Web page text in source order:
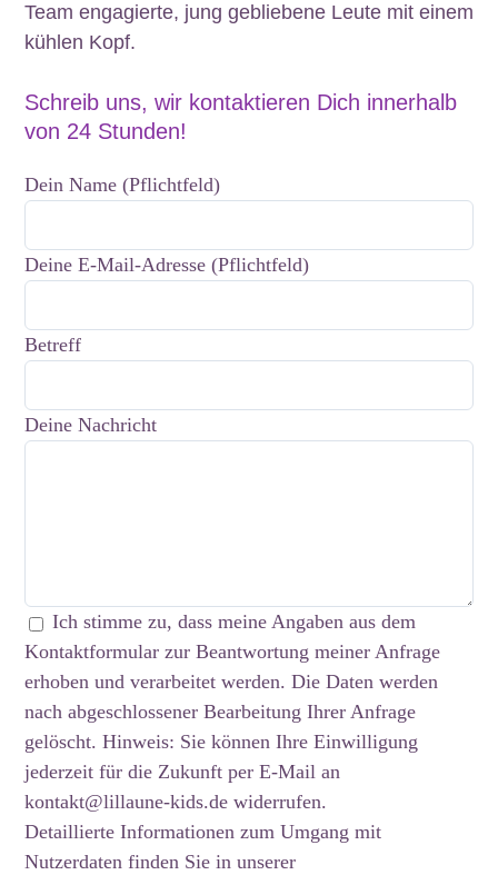
Team engagierte, jung gebliebene Leute mit einem
kühlen Kopf.
Schreib uns, wir kontaktieren Dich innerhalb
von 24 Stunden!
Dein Name (Pflichtfeld)
Deine E-Mail-Adresse (Pflichtfeld)
Betreff
Deine Nachricht
Ich stimme zu, dass meine Angaben aus dem
Kontaktformular zur Beantwortung meiner Anfrage
erhoben und verarbeitet werden. Die Daten werden
nach abgeschlossener Bearbeitung Ihrer Anfrage
gelöscht. Hinweis: Sie können Ihre Einwilligung
jederzeit für die Zukunft per E-Mail an
kontakt@lillaune-kids.de widerrufen.
Detaillierte Informationen zum Umgang mit
Nutzerdaten finden Sie in unserer